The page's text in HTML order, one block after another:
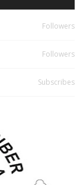
Followers
Followers
Subscribes